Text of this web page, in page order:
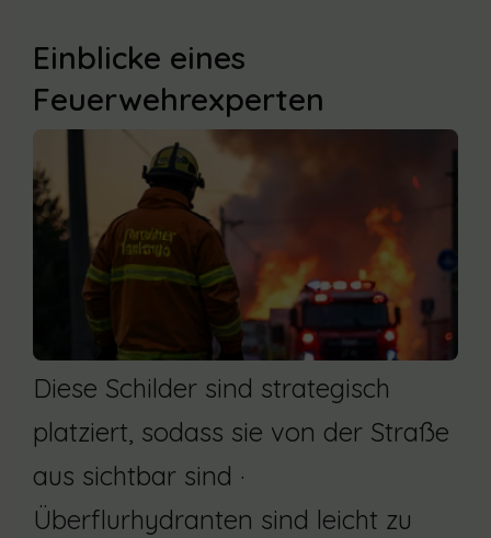
Einblicke eines
Feuerwehrexperten
Diese Schilder sind strategisch
platziert, sodass sie von der Straße
aus sichtbar sind ·
Überflurhydranten sind leicht zu